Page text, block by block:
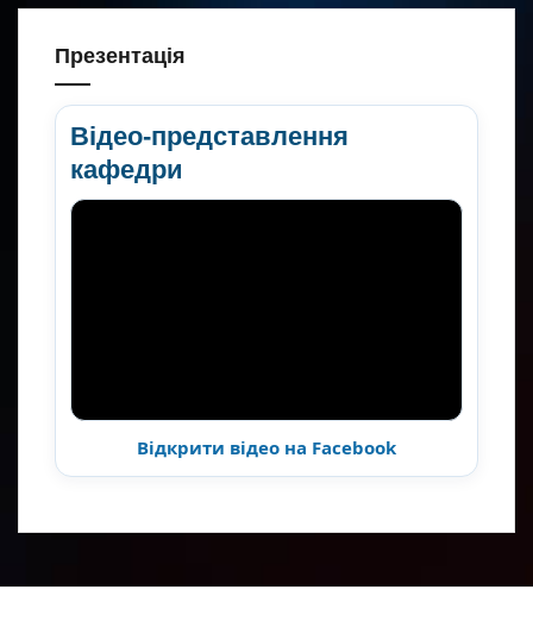
Презентація
Відео-представлення
кафедри
Відкрити відео на Facebook